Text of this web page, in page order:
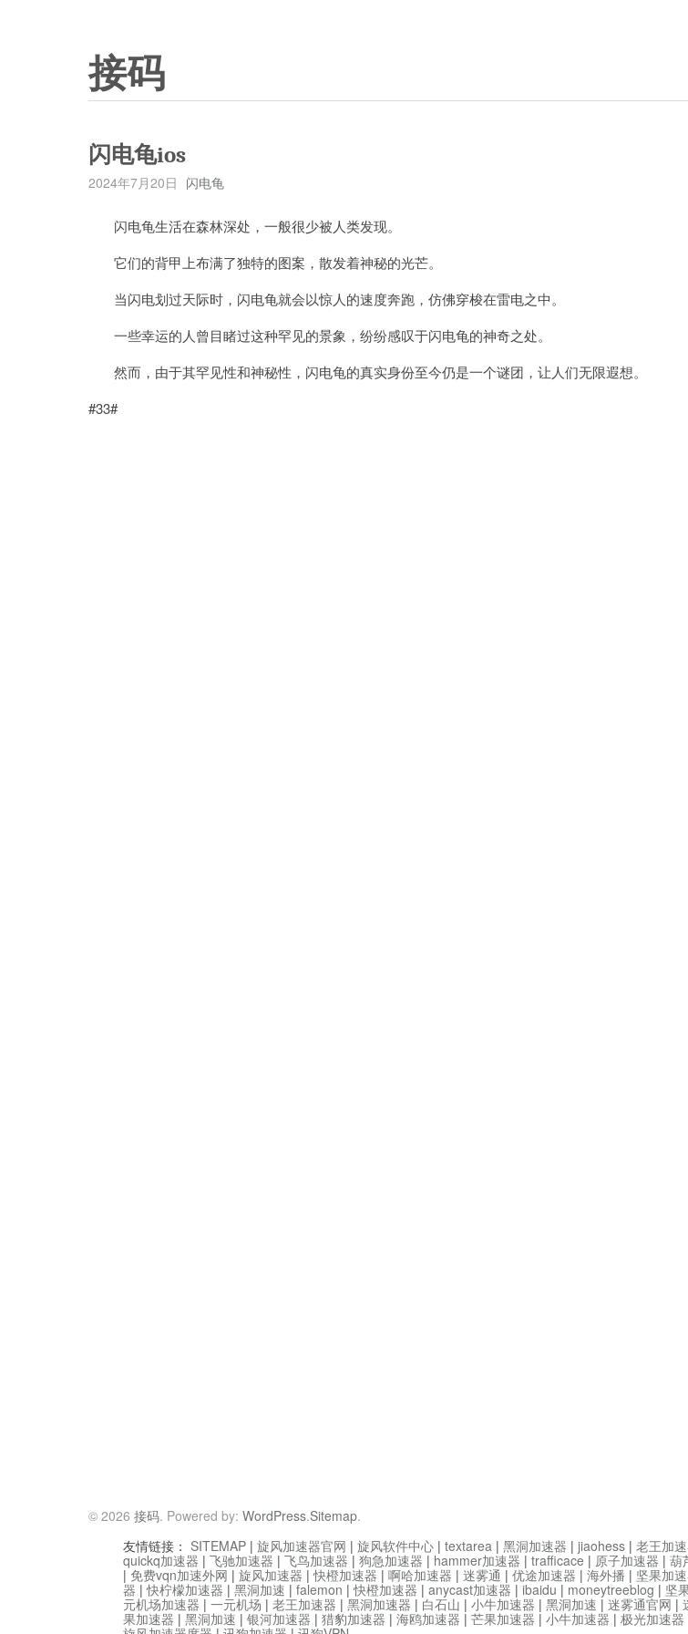
接码
闪电龟ios
2024年7月20日 闪电龟
闪电龟生活在森林深处，一般很少被人类发现。
它们的背甲上布满了独特的图案，散发着神秘的光芒。
当闪电划过天际时，闪电龟就会以惊人的速度奔跑，仿佛穿梭在雷电之中。
一些幸运的人曾目睹过这种罕见的景象，纷纷感叹于闪电龟的神奇之处。
然而，由于其罕见性和神秘性，闪电龟的真实身份至今仍是一个谜团，让人们无限遐想。
#33#
© 2026 接码. Powered by: WordPress.Sitemap.
友情链接： SITEMAP | 旋风加速器官网 | 旋风软件中心 | textarea | 黑洞加速器 | jiaohess | 老王加
quickq加速器 | 飞驰加速器 | 飞鸟加速器 | 狗急加速器 | hammer加速器 | trafficace | 原子加速器 | 葫
| 免费vqn加速外网 | 旋风加速器 |快橙加速器 | 啊哈加速器 | 迷雾通 | 优途加速器 | 海外播 | 坚果加
器 |快柠檬加速器 | 黑洞加速 | falemon |快橙加速器 | anycast加速器 | ibaidu | moneytreeblog | 坚
元机场加速器 | 一元机场 | 老王加速器 | 黑洞加速器 | 白石山 | 小牛加速器 | 黑洞加速 | 迷雾通官网 |
果加速器 | 黑洞加速 | 银河加速器 | 猎豹加速器 | 海鸥加速器 | 芒果加速器 | 小牛加速器 | 极光加速器